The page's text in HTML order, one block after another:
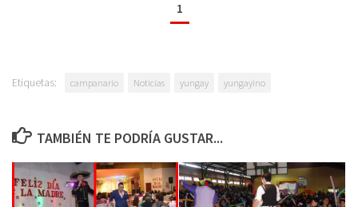
1
Etiquetas: campanario Noticias yungay yungayino
TAMBIÉN TE PODRÍA GUSTAR...